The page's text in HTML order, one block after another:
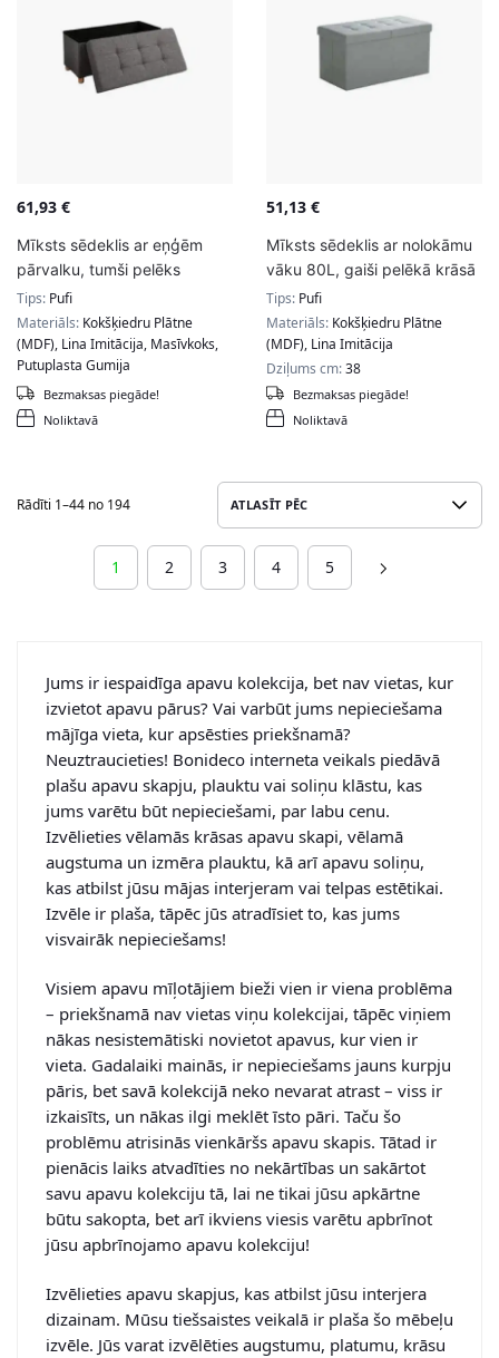
61,93 €
Mīksts sēdeklis ar eņģēm
pārvalku, tumši pelēks
Tips: Pufi
Materiāls: Kokšķiedru Plātne
(MDF), Lina Imitācija, Masīvkoks,
Putuplasta Gumija
Dziļums cm:38
Noliktavā
Bezmaksas piegāde!
51,13 €
Mīksts sēdeklis ar nolokāmu
vāku 80L, gaiši pelēkā krāsā
Tips: Pufi
Materiāls: Kokšķiedru Plātne
(MDF), Lina Imitācija
Dziļums cm:38
Noliktavā
Bezmaksas piegāde!
Rādīti 1–44 no 194
1 2 3 4 5
Jums ir iespaidīga apavu kolekcija, bet nav vietas, kur
izvietot apavu pārus? Vai varbūt jums nepieciešama
mājīga vieta, kur apsēsties priekšnamā?
Neuztraucieties! Bonideco interneta veikals piedāvā
plašu apavu skapju, plauktu vai soliņu klāstu, kas
jums varētu būt nepieciešami, par labu cenu.
Izvēlieties vēlamās krāsas apavu skapi, vēlamā
augstuma un izmēra plauktu, kā arī apavu soliņu,
kas atbilst jūsu mājas interjeram vai telpas estētikai.
Izvēle ir plaša, tāpēc jūs atradīsiet to, kas jums
visvairāk nepieciešams!
Visiem apavu mīļotājiem bieži vien ir viena problēma
– priekšnamā nav vietas viņu kolekcijai, tāpēc viņiem
nākas nesistemātiski novietot apavus, kur vien ir
vieta. Gadalaiki mainās, ir nepieciešams jauns kurpju
pāris, bet savā kolekcijā neko nevarat atrast – viss ir
izkaisīts, un nākas ilgi meklēt īsto pāri. Taču šo
problēmu atrisinās vienkāršs apavu skapis. Tātad ir
pienācis laiks atvadīties no nekārtības un sakārtot
savu apavu kolekciju tā, lai ne tikai jūsu apkārtne
būtu sakopta, bet arī ikviens viesis varētu apbrīnot
jūsu apbrīnojamo apavu kolekciju!
Izvēlieties apavu skapjus, kas atbilst jūsu interjera
dizainam. Mūsu tiešsaistes veikalā ir plaša šo mēbeļu
izvēle. Jūs varat izvēlēties augstumu, platumu, krāsu